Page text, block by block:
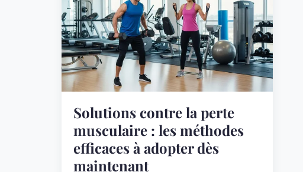
Solutions contre la perte
musculaire : les méthodes
efficaces à adopter dès
maintenant